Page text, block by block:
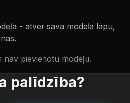
- atver sava modeļa lapu,
nav pievienotu modeļu.
palīdzība?